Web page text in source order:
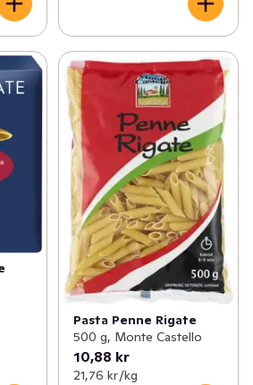
Pasta Penne Rigate
500 g, Monte Castello
10,88 kr
21,76 kr /kg